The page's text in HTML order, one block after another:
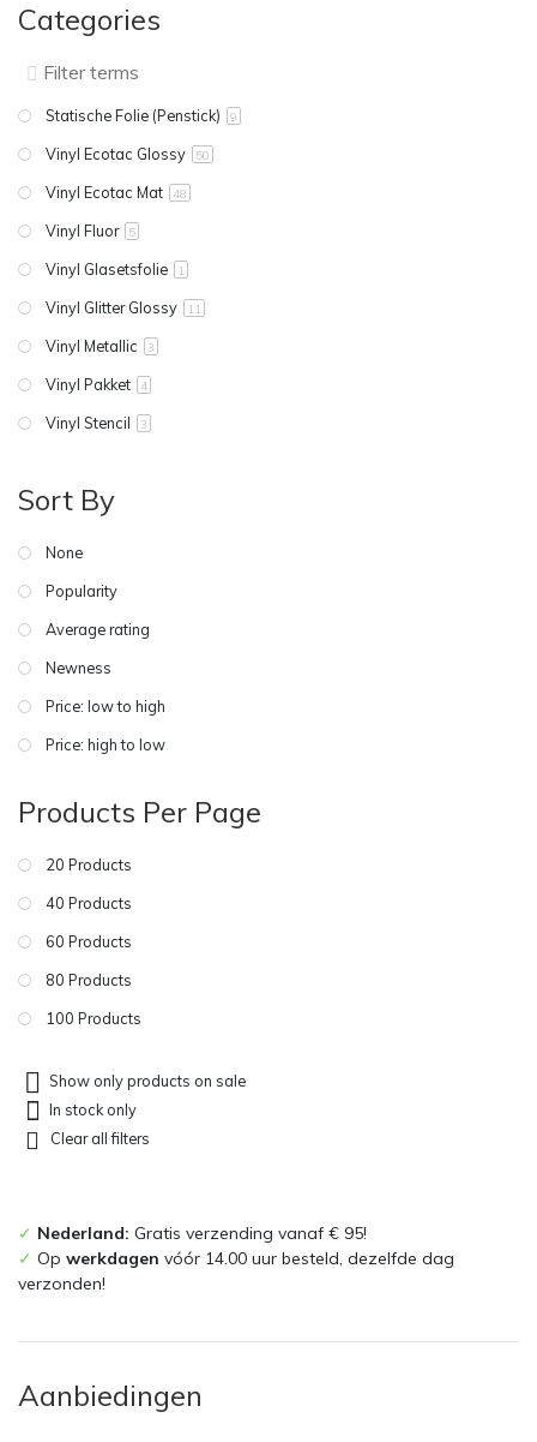
Categories
Statische Folie (Penstick) 9
Vinyl Ecotac Glossy 50
Vinyl Ecotac Mat 48
Vinyl Fluor 5
Vinyl Glasetsfolie 1
Vinyl Glitter Glossy 11
Vinyl Metallic 3
Vinyl Pakket 4
Vinyl Stencil 3
Sort By
None
Popularity
Average rating
Newness
Price: low to high
Price: high to low
Products Per Page
20 Products
40 Products
60 Products
80 Products
100 Products
Show only products on sale
In stock only
Clear all filters
✓ Nederland: Gratis verzending vanaf € 95!
✓ Op werkdagen vóór 14.00 uur besteld, dezelfde dag
verzonden!
Aanbiedingen